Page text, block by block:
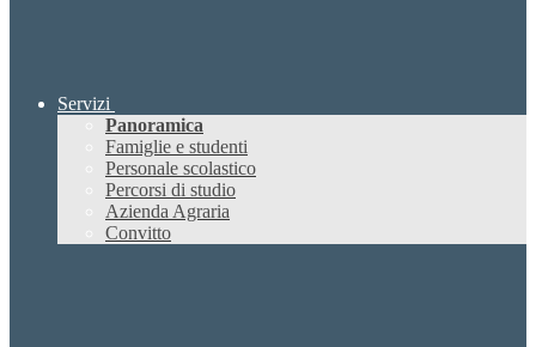
Servizi
Panoramica
Famiglie e studenti
Personale scolastico
Percorsi di studio
Azienda Agraria
Convitto